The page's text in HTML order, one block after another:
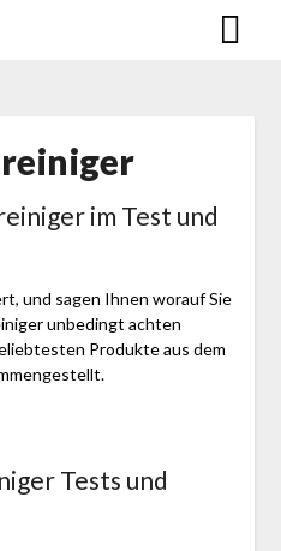
im Test und
und sagen Ihnen worauf Sie
unbedingt achten
Produkte aus dem
Tests und